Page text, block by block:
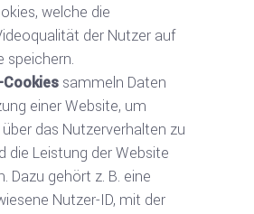
welche die
der Nutzer auf
speichern.
sammeln Daten
einer Website, um
das Nutzerverhalten zu
die Leistung der Website
Dazu gehört z. B. eine
Nutzer-ID, mit der